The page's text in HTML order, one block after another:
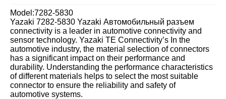
Model:7282-5830
Yazaki 7282-5830 Yazaki Автомобильный разъем
connectivity is a leader in automotive connectivity and
sensor technology. Yazaki TE Connectivity’s In the
automotive industry, the material selection of connectors
has a significant impact on their performance and
durability. Understanding the performance characteristics
of different materials helps to select the most suitable
connector to ensure the reliability and safety of
automotive systems.